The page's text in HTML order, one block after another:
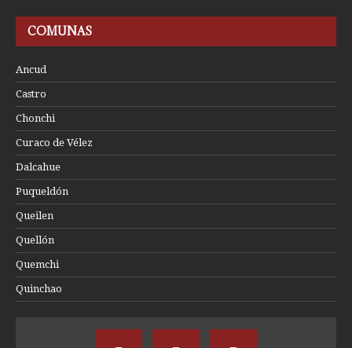
COMUNAS
Ancud
Castro
Chonchi
Curaco de Vélez
Dalcahue
Puqueldón
Queilen
Quellón
Quemchi
Quinchao